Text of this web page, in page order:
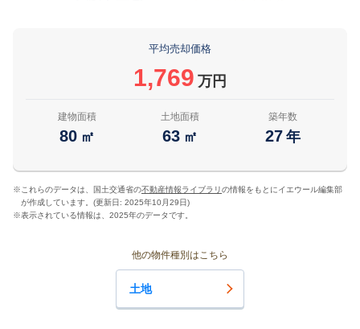
平均売却価格
1,769 万円
建物面積
80 ㎡
土地面積
63 ㎡
築年数
27 年
※ これらのデータは、国土交通省の不動産情報ライブラリの情報をもとにイエウール編集部
が作成しています。(更新日: 2025年10月29日)
※表示されている情報は、2025年のデータです。
他の物件種別はこちら
土地